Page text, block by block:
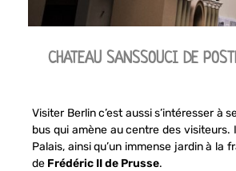
CHATEAU SANSSOUCI DE
Visiter Berlin c’est aussi s’intéresser à
bus qui amène au centre des visiteurs.
Palais, ainsi qu’un immense jardin à
de Frédéric II de Prusse.